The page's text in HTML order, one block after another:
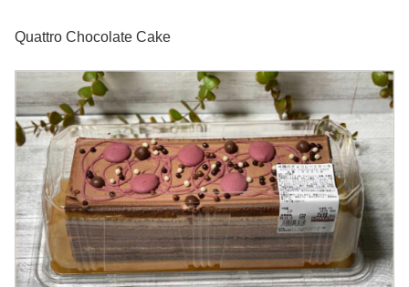
Quattro Chocolate Cake